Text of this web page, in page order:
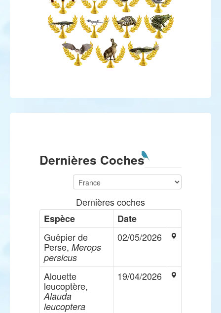
Dernières Coches
Dernières coches
Espèce
Date
Guêpier de
Perse, Merops
persicus
02/05/2026
Alouette
leucoptère,
Alauda
leucoptera
19/04/2026